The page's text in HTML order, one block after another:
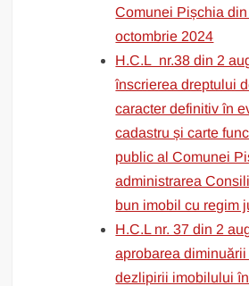
Comunei Pișchia
octombrie 2024
H.C.L nr.38 din 2
înscrierea dreptului
caracter definitiv în
cadastru și carte
public al Comunei
administrarea
bun imobil cu regim
H.C.L nr. 37 din 2
aprobarea
dezlipirii imobilului